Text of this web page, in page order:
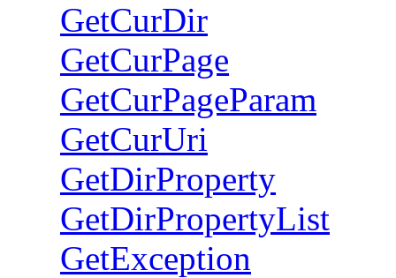
GetCurDir
GetCurPage
GetCurPageParam
GetCurUri
GetDirProperty
GetDirPropertyList
GetException